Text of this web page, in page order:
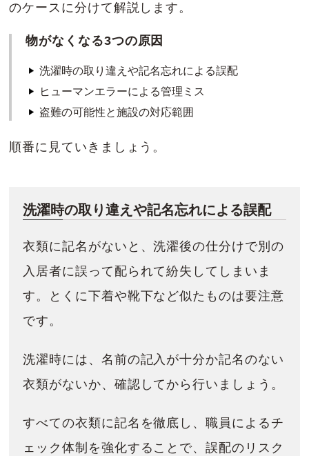
のケースに分けて解説します。
物がなくなる3つの原因
洗濯時の取り違えや記名忘れによる誤配
ヒューマンエラーによる管理ミス
盗難の可能性と施設の対応範囲
順番に見ていきましょう。
洗濯時の取り違えや記名忘れによる誤配
衣類に記名がないと、洗濯後の仕分けで別の
入居者に誤って配られて紛失してしまいま
す。とくに下着や靴下など似たものは要注意
です。
洗濯時には、名前の記入が十分か記名のない
衣類がないか、確認してから行いましょう。
すべての衣類に記名を徹底し、職員によるチ
ェック体制を強化することで、誤配のリスク